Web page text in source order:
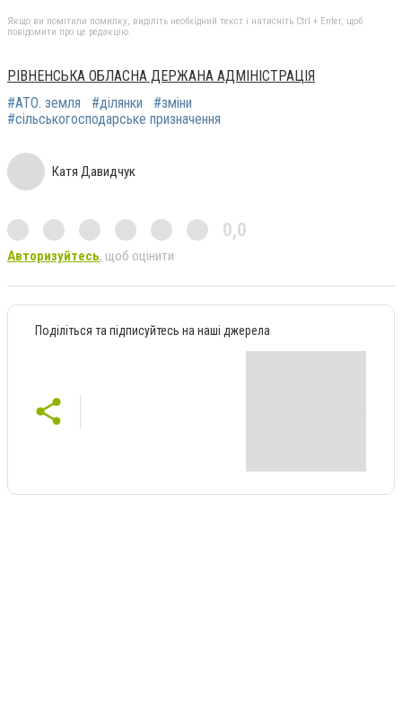
Якщо ви помітили помилку, виділіть необхідний текст і натисніть Ctrl + Enter, щоб
повідомити про це редакцію
РІВНЕНСЬКА ОБЛАСНА ДЕРЖАНА АДМІНІСТРАЦІЯ
#АТО. земля
#ділянки
#зміни
#сільськогосподарське призначення
Катя Давидчук
0,0
Авторизуйтесь, щоб оцінити
Поділіться та підписуйтесь на наші джерела